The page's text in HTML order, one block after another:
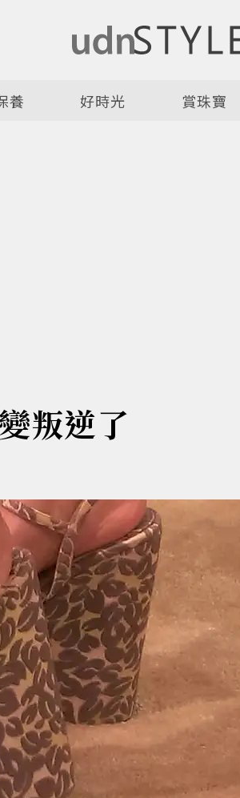
養 好時光 賞珠寶
叛逆了